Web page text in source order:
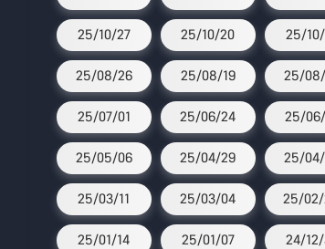
25/10/27 25/10/20 25/
25/08/26 25/08/19 25/
25/07/01 25/06/24 25/
25/05/06 25/04/29 25/
25/03/11 25/03/04 25/
25/01/14 25/01/07 24/12/